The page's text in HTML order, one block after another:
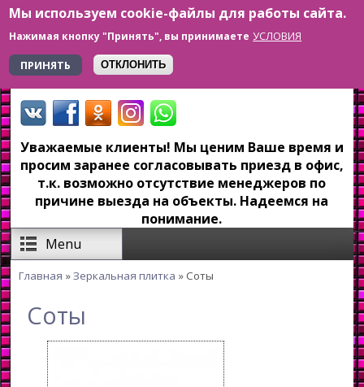
Мы используем cookie-файлы для работы сайта.
Нажимая кнопку "Принять", вы принимаете УСЛОВИЯ
ПРИНЯТЬ
ОТКЛОНИТЬ
Перейти к основному содержанию
+7 923 179-6-279
Уважаемые клиенты! Мы ценим Ваше время и
просим заранее согласовывать приезд в офис,
т.к. возможно отсутствие менеджеров по
причине выезда на объекты. Надеемся на
понимание.
Menu
Главная »Зеркальная плитка » Соты
Соты